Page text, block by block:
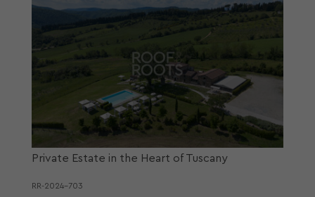
Private Estate in the Heart of Tuscany
RR-2024-703